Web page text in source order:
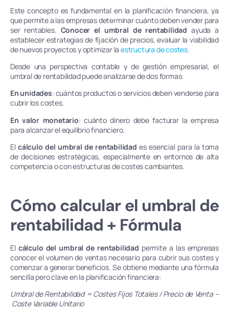
Este concepto es fundamental en la planificación financiera, ya
que permite a las empresas determinar cuánto deben vender para
ser rentables. Conocer el umbral de rentabilidad ayuda a
establecer estrategias de fijación de precios, evaluar la viabilidad
de nuevos proyectos y optimizar laestructura de costes.
Desde una perspectiva contable y de gestión empresarial, el
umbral de rentabilidad puede analizarse de dos formas:
En unidades: cuántos productos o servicios deben venderse para
cubrir los costes.
En valor monetario: cuánto dinero debe facturar la empresa
para alcanzar el equilibrio financiero.
Elcálculo del umbral de rentabilidad es esencial para la toma
de decisiones estratégicas, especialmente en entornos de alta
competencia o con estructuras de costes cambiantes.
Cómo calcular el umbral de
rentabilidad + Fórmula
El cálculo del umbral de rentabilidad permite a las empresas
conocer el volumen de ventas necesario para cubrir sus costes y
comenzar a generar beneficios. Se obtiene mediante una fórmula
sencilla pero clave en la planificación financiera:
Umbral de Rentabilidad = Costes Fijos Totales​ / Precio de Venta –
Coste Variable Unitario